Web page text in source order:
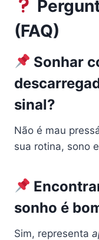
(FAQ)
Sonhar
sinal?
Não é mau
sua rotina, sono
sonho é
Sim, representa